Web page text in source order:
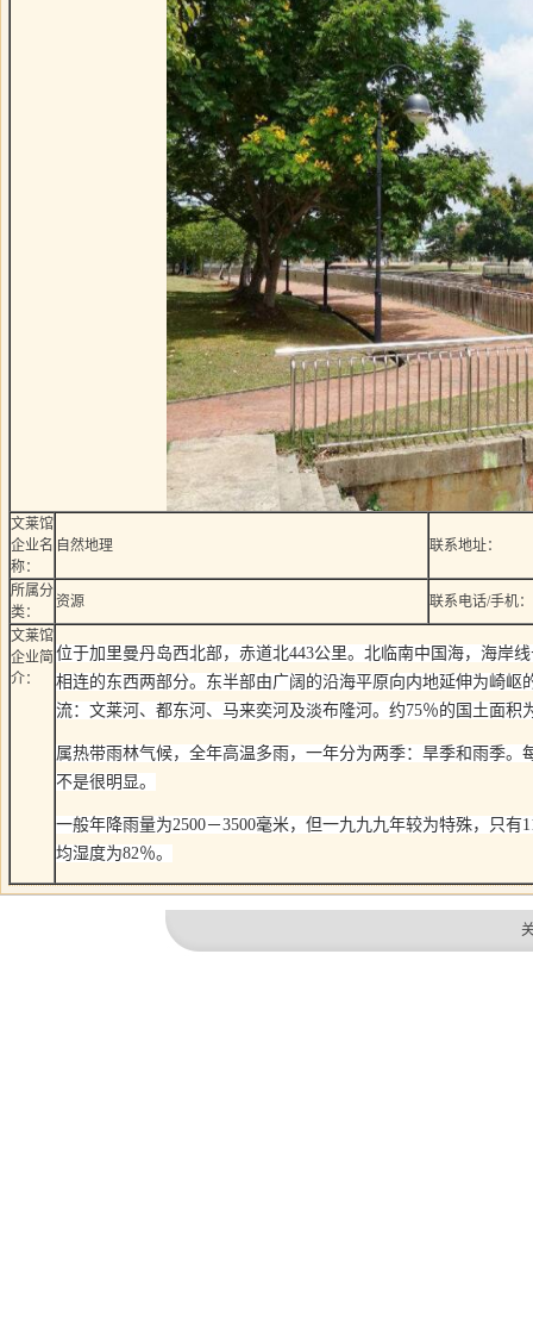
文莱馆
企业名
称：
自然地理 联系地址：
所属分
类：
资源 联系电话/手机：
文莱馆
企业简
介：
位于加里曼丹岛西北部，赤道北443公里。北临南中国海，海岸
相连的东西两部分。东半部由广阔的沿海平原向内地延伸为崎
流：文莱河、都东河、马来奕河及淡布隆河。约75％的国土面积
属热带雨林气候，全年高温多雨，一年分为两季：旱季和雨季
不是很明显。
一般年降雨量为2500－3500毫米，但一九九九年较为特殊，只
均湿度为82％。